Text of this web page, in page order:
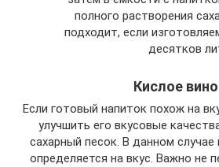
полного растворения
подходит, если
десятков
Кислое вино
Если готовый напиток похож на
улучшить его вкусовые
сахарный песок. В данном случае
определяется на вкус. Важно не